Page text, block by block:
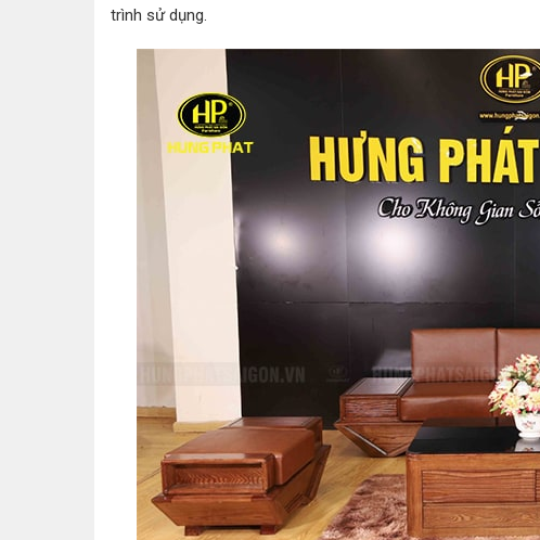
trình sử dụng.